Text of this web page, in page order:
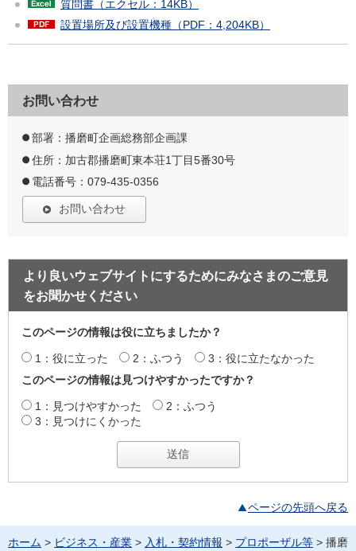
質問書（エクセル：14KB）
設置場所及び設置機種（PDF：4,204KB）
お問い合わせ
部署：播磨町企画総務部企画課
住所：加古郡播磨町東本荘1丁目5番30号
電話番号：079-435-0356
お問い合わせ
より良いウェブサイトにするためにみなさまのご意見
をお聞かせください
このページの情報は役に立ちましたか？
1：役に立った 2：ふつう
3：役に立たなかった
このページの情報は見つけやすかったですか？
1：見つけやすかった
2：ふつう
3：見つけにくかった
ページの先頭へ戻る
ホーム > ビジネス・産業 > 入札・契約情報 > プロポーザル等 > 播磨